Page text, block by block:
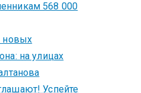
568 000
новых
на улицах
Успейте